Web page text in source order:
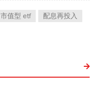
市值型 etf
配息再投入